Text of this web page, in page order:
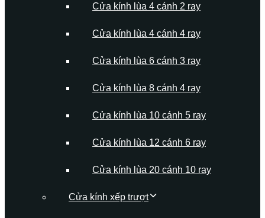
Cửa kính lùa 4 cánh 2 ray
Cửa kính lùa 4 cánh 4 ray
Cửa kính lùa 6 cánh 3 ray
Cửa kính lùa 8 cánh 4 ray
Cửa kính lùa 10 cánh 5 ray
Cửa kính lùa 12 cánh 6 ray
Cửa kính lùa 20 cánh 10 ray
Cửa kính xếp trượt